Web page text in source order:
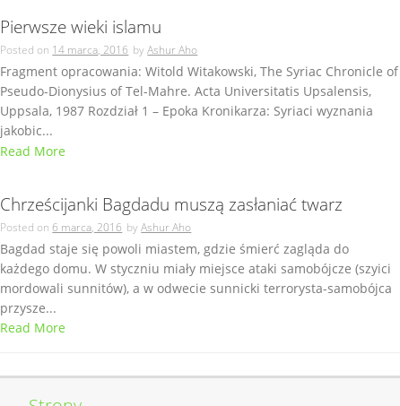
Pierwsze wieki islamu
Posted on 14 marca, 2016 byAshur Aho
Fragment opracowania: Witold Witakowski, The Syriac Chronicle of
Pseudo-Dionysius of Tel-Mahre. Acta Universitatis Upsalensis,
Uppsala, 1987 Rozdział 1 – Epoka Kronikarza: Syriaci wyznania
jakobic...
Read More
Chrześcijanki Bagdadu muszą zasłaniać twarz
Posted on 6 marca, 2016 byAshur Aho
Bagdad staje się powoli miastem, gdzie śmierć zagląda do
każdego domu. W styczniu miały miejsce ataki samobójcze (szyici
mordowali sunnitów), a w odwecie sunnicki terrorysta-samobójca
przysze...
Read More